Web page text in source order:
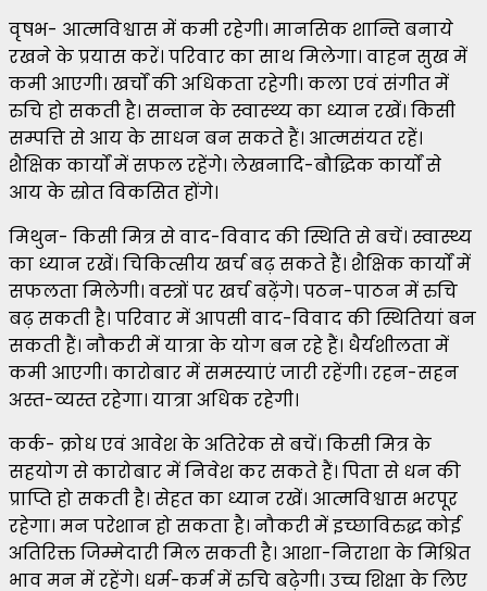
वृषभ- आत्मविश्वास में कमी रहेगी। मानसिक शान्ति बनाये
रखने के प्रयास करें। परिवार का साथ मिलेगा। वाहन सुख में
कमी आएगी। खर्चों की अधिकता रहेगी। कला एवं संगीत में
रुचि हो सकती है। सन्तान के स्वास्थ्‍य का ध्यान रखें। किसी
सम्पत्ति से आय के साधन बन सकते हैं। आत्मसंयत रहें।
शैक्षिक कार्यों में सफल रहेंगे। लेखनादि-बौद्धिक कार्यों से
आय के स्रोत विकसित होंगे।
मिथुन- किसी मित्र से वाद-विवाद की स्थिति से बचें। स्वास्थ्य
का ध्यान रखें। चिकित्सीय खर्च बढ़ सकते हैं। शैक्षिक कार्यों में
सफलता मिलेगी। वस्त्रों पर खर्च बढ़ेंगे। पठन-पाठन में रुचि
बढ़ सकती है। परिवार में आपसी वाद-विवाद की स्थितियां बन
सकती हैं। नौकरी में यात्रा के योग बन रहे हैं। धैर्यशीलता में
कमी आएगी। कारोबार में समस्‍याएं जारी रहेंगी। रहन-सहन
अस्त-व्यस्त रहेगा। यात्रा अधिक रहेगी।
कर्क- क्रोध एवं आवेश के अतिरेक से बचें। किसी मित्र के
सहयोग से कारोबार में निवेश कर सकते हैं। पिता से धन की
प्राप्ति हो सकती है। सेहत का ध्यान रखें। आत्मविश्वास भरपूर
रहेगा। मन परेशान हो सकता है। नौकरी में इच्छाविरुद्ध कोई
अतिरिक्त जिम्मेदारी मिल सकती है। आशा-निराशा के मिश्रित
भाव मन में रहेंगे। धर्म-कर्म में रुचि बढ़ेगी। उच्च शिक्षा के लिए